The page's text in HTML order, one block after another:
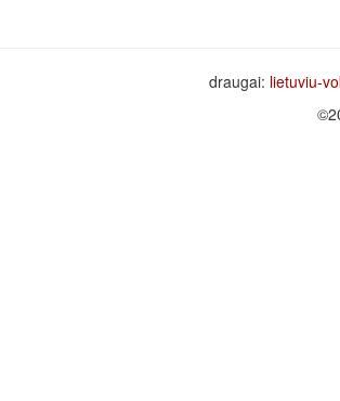
draugai: lietuviu-